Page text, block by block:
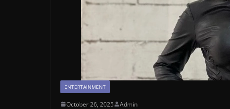
ENTERTAINMENT
October 26, 2025 Admin